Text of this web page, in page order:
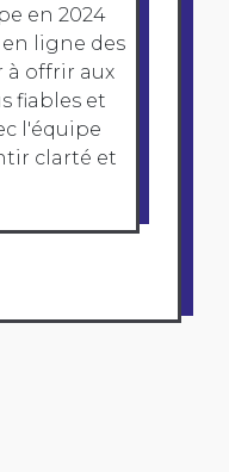
en 2024
ligne des
à offrir aux
fiables et
l'équipe
clarté et